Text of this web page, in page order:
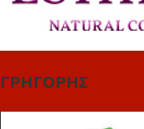
ΓΡΗΓΟΡΗΣ